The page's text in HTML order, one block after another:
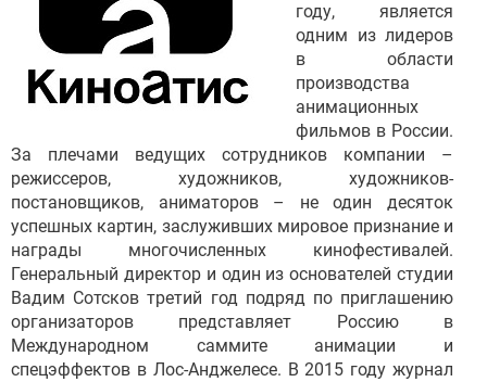
году, является
одним из лидеров
в области
производства
анимационных
фильмов в России.
За плечами ведущих сотрудников компании –
режиссеров, художников, художников-
постановщиков, аниматоров – не один десяток
успешных картин, заслуживших мировое признание и
награды многочисленных кинофестивалей.
Генеральный директор и один из основателей студии
Вадим Сотсков третий год подряд по приглашению
организаторов представляет Россию в
Международном саммите анимации и
спецэффектов в Лос-Анджелесе. В 2015 году журнал